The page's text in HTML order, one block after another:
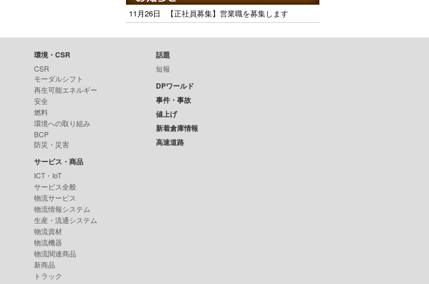
11月26日 【正社員募集】営業職を募集します
環境・CSR
CSR
モーダルシフト
再生可能エネルギー
安全
燃料
環境への取り組み
BCP
防災・災害
サービス・商品
ICT・IoT
サービス全般
物流サービス
物流情報システム
生産・流通システム
物流資材
物流機器
物流関連商品
新商品
トラック
話題
短報
DPワールド
事件・事故
値上げ
新着倉庫情報
高速道路